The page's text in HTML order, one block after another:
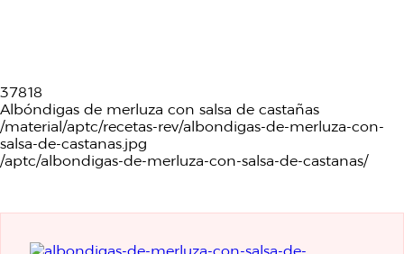
37818
Albóndigas de merluza con salsa de castañas
/material/aptc/recetas-rev/albondigas-de-merluza-con-
salsa-de-castanas.jpg
/aptc/albondigas-de-merluza-con-salsa-de-castanas/